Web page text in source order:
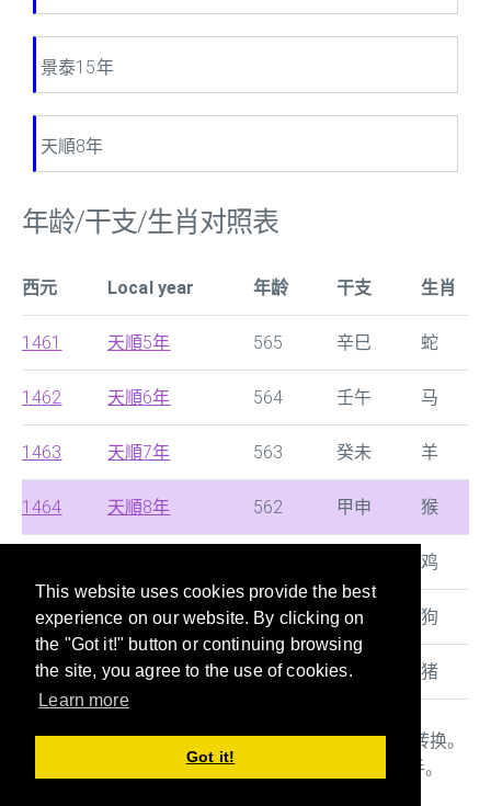
This website uses cookies provide the best
experience on our website. By clicking on
the "Got it!" button or continuing browsing
the site, you agree to the use of cookies.
Learn more
Got it!
景泰15年
天順8年
年龄/干支/生肖对照表
西元 Local year 年龄 干支 生肖
1461 天順5年 565 辛巳 蛇
1462 天順6年 564 壬午 马
1463 天順7年 563 癸未 羊
1464 天順8年 562 甲申 猴
鸡
1466 成化2年 560 丙戌 狗
1467 成化3年 559 丁亥 猪
本站提供西历，中国朝代及日本年号的快速搜寻及转换。
年龄/干支/生肖对照表也是当您填写文件时的好帮手。